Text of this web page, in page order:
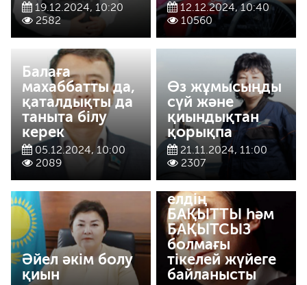
19.12.2024, 10:20
2582
12.12.2024, 10:40
10560
Балаға
махаббатты да,
қаталдықты да
таныта білу
керек
05.12.2024, 10:00
2089
Өз жұмысыңды
сүй және
қиындықтан
қорықпа
21.11.2024, 11:00
2307
Әйел әкім болу
қиын
Кез келген
елдің
БАҚЫТТЫ һәм
БАҚЫТСЫЗ
болмағы
тікелей жүйеге
байланысты